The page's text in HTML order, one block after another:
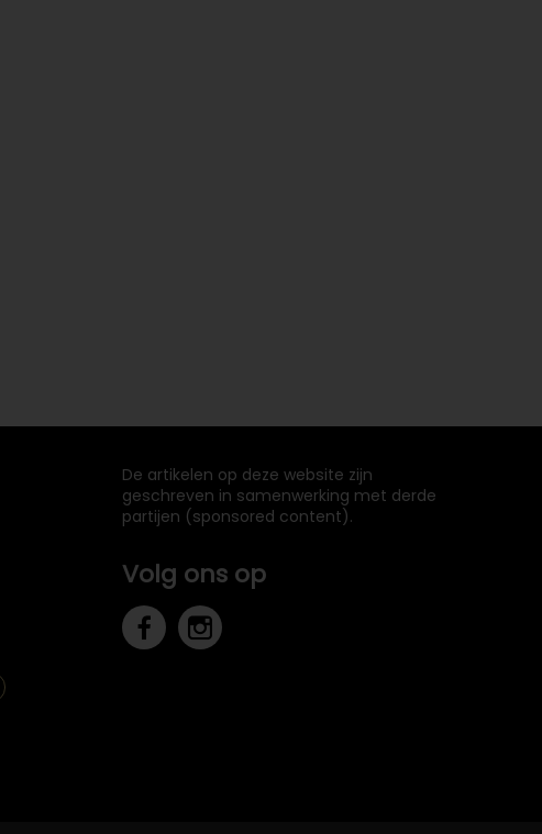
De artikelen op deze website zijn
geschreven in samenwerking met derde
partijen (sponsored content).
Volg ons op